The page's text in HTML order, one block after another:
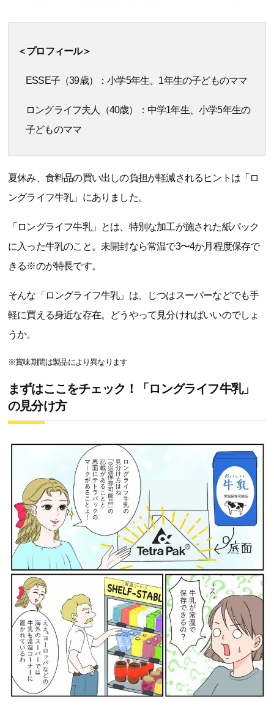
＜プロフィール＞
ESSE子（39歳）：小学5年生、1年生の子どものママ
ロングライフ夫人（40歳）：中学1年生、小学5年生の
子どものママ
夏休み、食料品の買い出しの負担が軽減されるヒントは「ロ
ングライフ牛乳」にありました。
「ロングライフ牛乳」とは、特別な加工が施された紙パック
に入った牛乳のこと。未開封なら常温で3〜4か月程度保存で
きる※のが特長です。
そんな「ロングライフ牛乳」は、じつはスーパーなどでも手
軽に買える身近な存在。どうやって見分ければいいのでしょ
うか。
※賞味期間は製品により異なります
まずはここをチェック！「ロングライフ牛乳」
の見分け方